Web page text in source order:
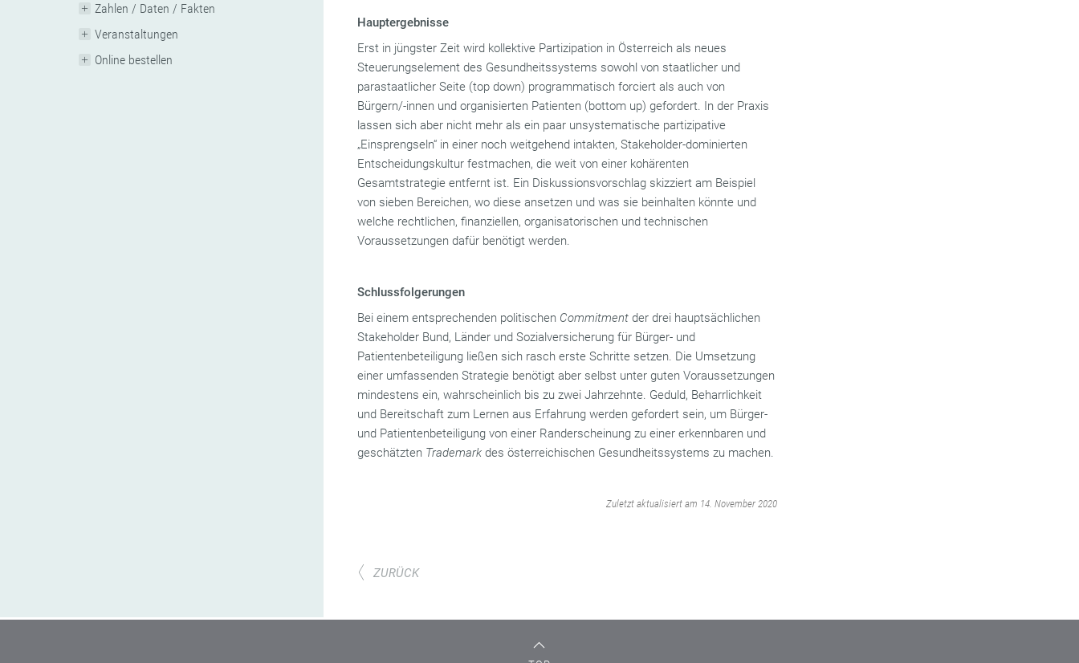
Zahlen / Daten / Fakten
Veranstaltungen
Online bestellen
Hauptergebnisse
Erst in jüngster Zeit wird kollektive Partizipation in Österreich als neues
Steuerungselement des Gesundheitssystems sowohl von staatlicher und
parastaatlicher Seite (top down) programmatisch forciert als auch von
Bürgern/-innen und organisierten Patienten (bottom up) gefordert. In der Praxis
lassen sich aber nicht mehr als ein paar unsystematische partizipative
„Einsprengseln“ in einer noch weitgehend intakten, Stakeholder-dominierten
Entscheidungskultur festmachen, die weit von einer kohärenten
Gesamtstrategie entfernt ist. Ein Diskussionsvorschlag skizziert am Beispiel
von sieben Bereichen, wo diese ansetzen und was sie beinhalten könnte und
welche rechtlichen, finanziellen, organisatorischen und technischen
Voraussetzungen dafür benötigt werden.
Schlussfolgerungen
Bei einem entsprechenden politischen Commitmentder drei hauptsächlichen
Stakeholder Bund, Länder und Sozialversicherung für Bürger- und
Patientenbeteiligung ließen sich rasch erste Schritte setzen. Die Umsetzung
einer umfassenden Strategie benötigt aber selbst unter guten Voraussetzungen
mindestens ein, wahrscheinlich bis zu zwei Jahrzehnte. Geduld, Beharrlichkeit
und Bereitschaft zum Lernen aus Erfahrung werden gefordert sein, um Bürger-
und Patientenbeteiligung von einer Randerscheinung zu einer erkennbaren und
geschätzten Trademark des österreichischen Gesundheitssystems zu machen.
‌Zuletzt aktualisiert am 14. November 2020
ZURÜCK